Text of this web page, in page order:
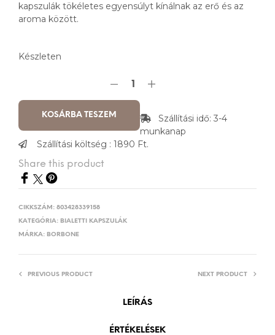
kapszulák tökéletes egyensúlyt kínálnak az erő és az
aroma között.
Készleten
KOSÁRBA TESZEM
Szállítási idő: 3-4
munkanap
Szállítási költség : 1890 Ft.
Share this product
CIKKSZÁM: 803428339158
KATEGÓRIA: BIALETTI KAPSZULÁK
MÁRKA: BORBONE
PREVIOUS PRODUCT NEXT PRODUCT
LEÍRÁS
ÉRTÉKELÉSEK